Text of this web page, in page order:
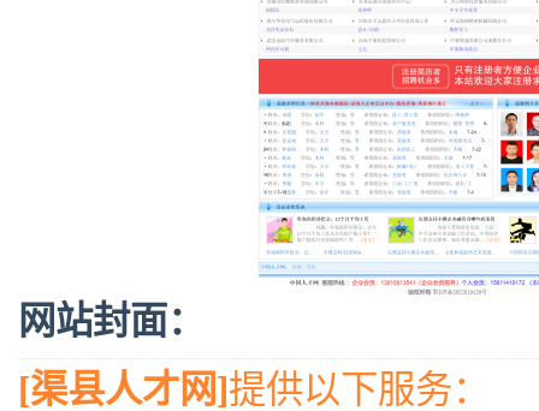
网站封面：
[渠县人才网]提供以下服务：